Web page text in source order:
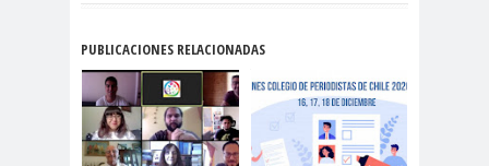
Torres
Alto Comisionado de ONU
para los DDHH
Álvaro
Alvaro
amenaz
PUBLICACIONES RELACIONADAS